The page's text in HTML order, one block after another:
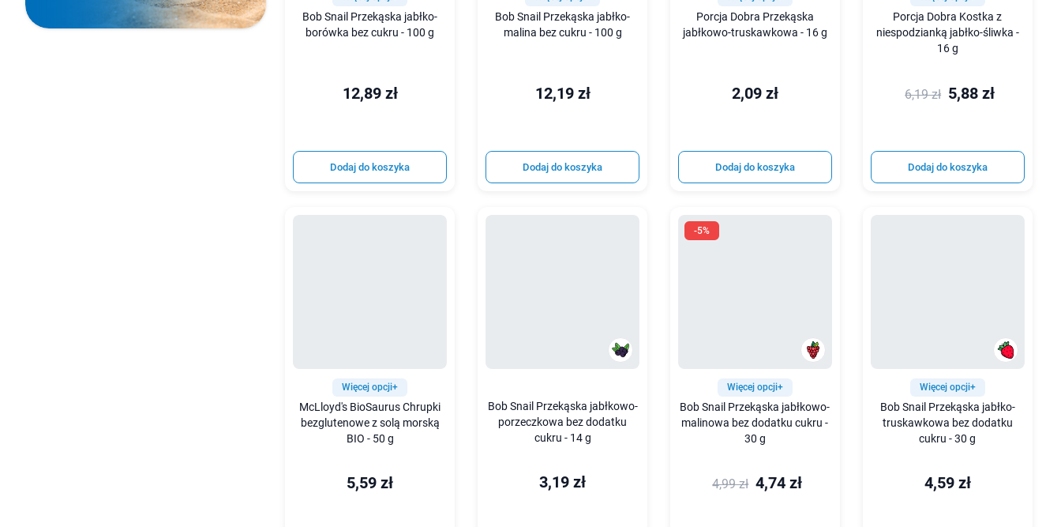
Bob Snail Przekąska jabłko-
borówka bez cukru - 100 g
12,89 zł
Dodaj do koszyka
Bob Snail Przekąska jabłko-
malina bez cukru - 100 g
12,19 zł
Dodaj do koszyka
Porcja Dobra Przekąska
jabłkowo-truskawkowa - 16 g
2,09 zł
Dodaj do koszyka
Porcja Dobra Kostka z
niespodzianką jabłko-śliwka -
16 g
6,19 zł 5,88 zł
Dodaj do koszyka
Więcej opcji+
McLloyd's BioSaurus Chrupki
bezglutenowe z solą morską
BIO - 50 g
5,59 zł
Bob Snail Przekąska jabłkowo-
porzeczkowa bez dodatku
cukru - 14 g
3,19 zł
-5%
Więcej opcji+
Bob Snail Przekąska jabłkowo-
malinowa bez dodatku cukru -
30 g
4,99 zł 4,74 zł
Więcej opcji+
Bob Snail Przekąska jabłko-
truskawkowa bez dodatku
cukru - 30 g
4,59 zł